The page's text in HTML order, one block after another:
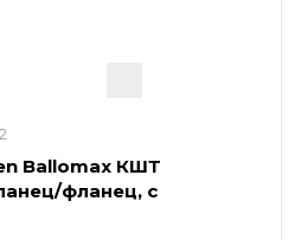
Ballomax КШТ
фланец, с